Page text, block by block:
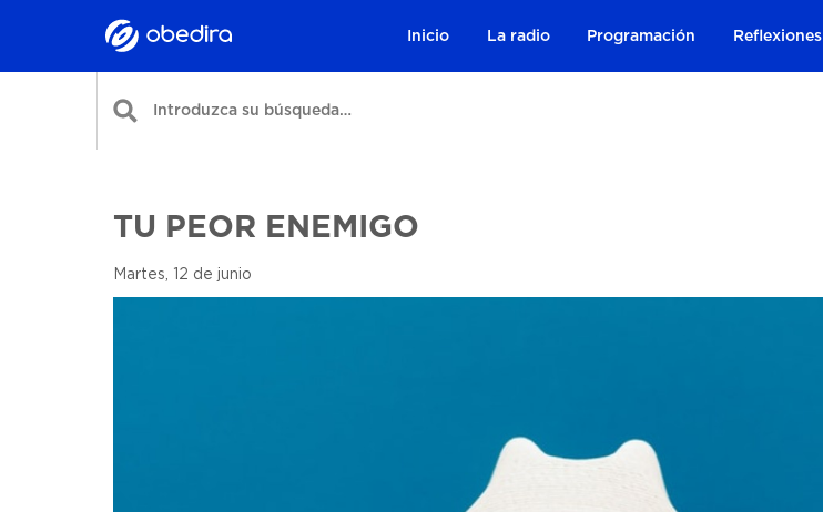
Inicio La radio Programación Reflexiones
TU PEOR ENEMIGO
Martes, 12 de junio